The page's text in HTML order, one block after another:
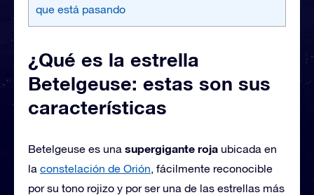
que está pasando
¿Qué es la estrella
Betelgeuse: estas son sus
características
Betelgeuse es una supergigante roja ubicada en
la constelación de Orión, fácilmente reconocible
por su tono rojizo y por ser una de las estrellas más